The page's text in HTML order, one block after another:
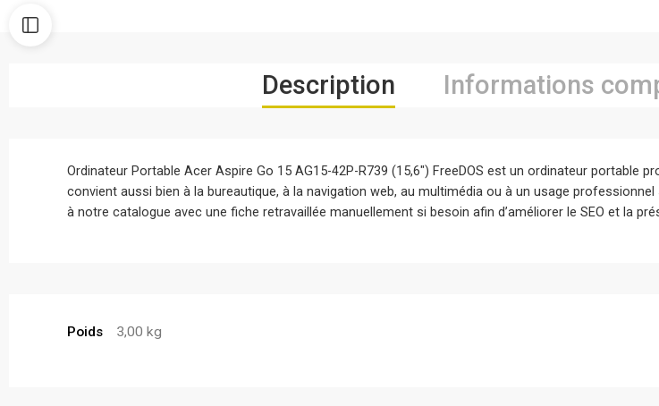
Description Informations
Ordinateur Portable Acer Aspire Go 15 AG15-42P-R739 (15,6″) FreeDOS est un ordinateur portable
convient aussi bien à la bureautique, à la navigation web, au multimédia ou à un usage
à notre catalogue avec une fiche retravaillée manuellement si besoin afin d’améliorer le SEO et la
Poids 3,00 kg